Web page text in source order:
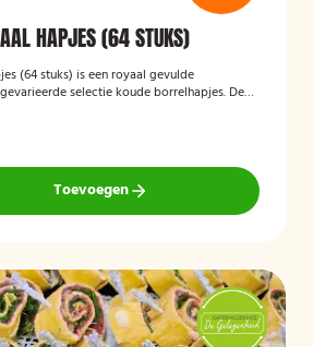
HAPJES (64 STUKS)
(64 stuks) is een royaal gevulde
selectie koude borrelhapjes. De
en andere feestelijke gelegenheden. Met
geschikt om een grotere groep gasten te
en gevarieerde snacks.
Toevoegen